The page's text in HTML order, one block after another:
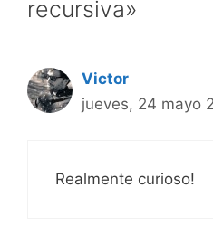
recursiva»
Victor
jueves, 24 mayo
Realmente curioso!